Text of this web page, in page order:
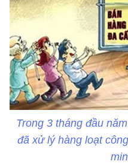
Trong 3 tháng đầu
đã xử lý hàng loạt